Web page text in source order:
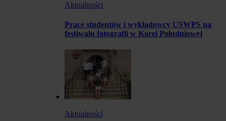
Aktualności
Prace studentów i wykładowcy USWPS na
festiwalu fotografii w Korei Południowej
Aktualności